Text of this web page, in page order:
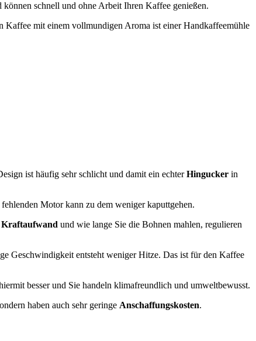
können schnell und ohne Arbeit Ihren Kaffee genießen.
mit einem vollmundigen Aroma ist einer Handkaffeemühle
ist häufig sehr schlicht und damit ein echterHingucker in
Motor kann zu dem weniger kaputtgehen.
Kraftaufwand und wie lange Sie die Bohnen mahlen, regulieren
Geschwindigkeit entsteht weniger Hitze. Das ist für den Kaffee
besser und Sie handeln klimafreundlich und umweltbewusst.
haben auch sehr geringe Anschaffungskosten.